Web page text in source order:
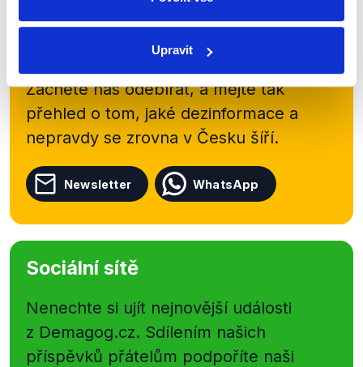
Upravit
newsletteru nebowhatsappového
kanálu, kde pravidelně přinášíme
Začněte nás odebírat, a mějte tak
přehled o tom, jaké dezinformace a
nepravdy se zrovna v Česku šíří.
Newsletter WhatsApp
Sociální sítě
Nenechte si ujít nejnovější události
z Demagog.cz. Sdílením našich
příspěvků přátelům podpoříte naši